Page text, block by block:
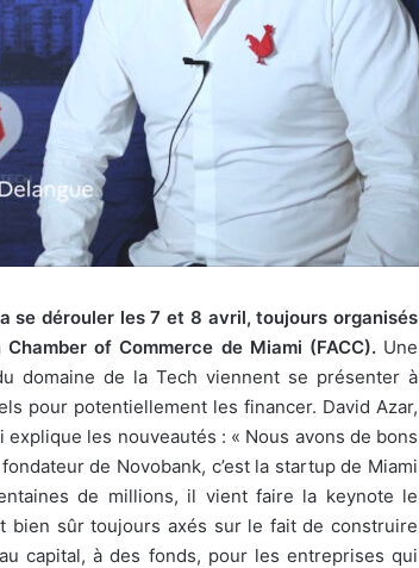
se dérouler les 7 et 8 avril, toujours organisés
of Commerce de Miami (FACC).Une
domaine de la Tech viennent se présenter à
pour potentiellement les financer. David Azar,
les nouveautés : « Nous avons de bons
de Novobank, c’est la startup de Miami
de millions, il vient faire la keynote le
bien sûr toujours axés sur le fait de construire
capital, à des fonds, pour les entreprises qui